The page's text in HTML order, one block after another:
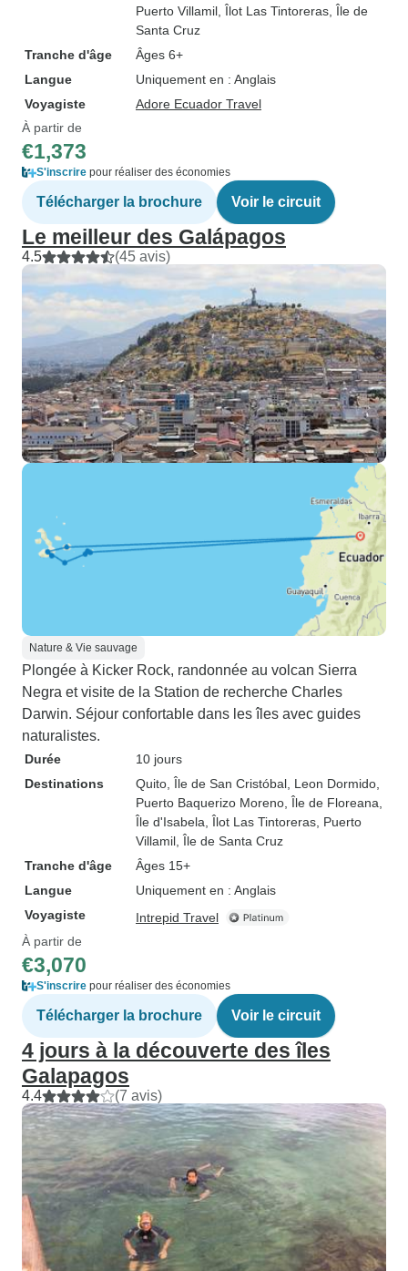
Puerto Villamil , Îlot Las Tintoreras , Île de
Santa Cruz
Tranche d'âge
Âges 6+
Langue
Uniquement en : Anglais
Voyagiste
Adore Ecuador Travel
À partir de
€1,373
S'inscrire pour réaliser des économies
Télécharger la brochure Voir le circuit
Le meilleur des Galápagos
4.5 (45 avis)
Nature & Vie sauvage
Plongée à Kicker Rock, randonnée au volcan Sierra
Negra et visite de la Station de recherche Charles
Darwin. Séjour confortable dans les îles avec guides
naturalistes.
Durée
10 jours
Destinations
Quito , Île de San Cristóbal , Leon Dormido
Puerto Baquerizo Moreno , Île de Floreana
Île d'Isabela , Îlot Las Tintoreras , Puerto
Villamil , Île de Santa Cruz
Tranche d'âge
Âges 15+
Langue
Uniquement en : Anglais
Voyagiste
Intrepid Travel
À partir de
€3,070
S'inscrire pour réaliser des économies
Télécharger la brochure Voir le circuit
4 jours à la découverte des îles
Galapagos
4.4 (7 avis)